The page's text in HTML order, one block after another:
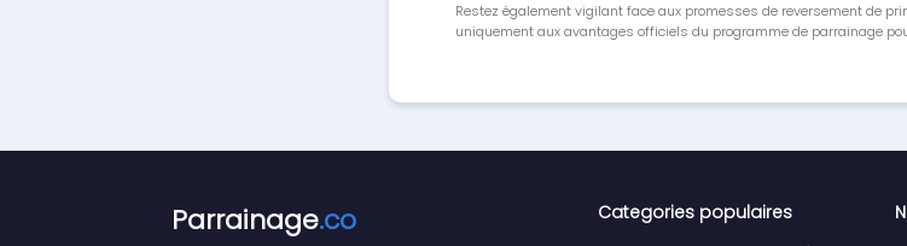
Restez également vigilant face aux promesses de reversement de
uniquement aux avantages officiels du programme de parrainage
Parrainage.co Categories populaires